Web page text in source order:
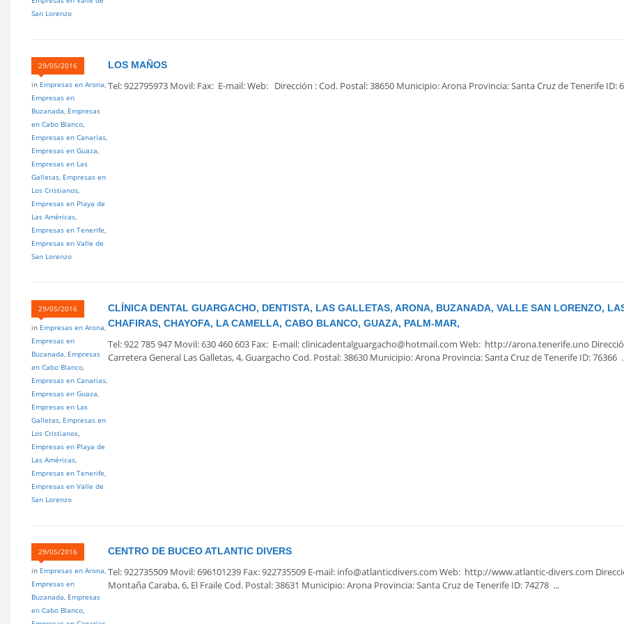
San Lorenzo
29/05/2016
in Empresas en Arona,
Empresas en
Buzanada, Empresas
en Cabo Blanco,
Empresas en Canarias,
Empresas en Guaza,
Empresas en Las
Galletas, Empresas en
Los Cristianos,
Empresas en Playa de
Las Américas,
Empresas en Tenerife,
Empresas en Valle de
San Lorenzo
LOS MAÑOS
Tel: 922795973 Movil: Fax: E-mail: Web: Dirección : Cod. Postal: 38650 Municipio: Arona Provincia: Santa Cruz de Tenerife ID:
29/05/2016
in Empresas en Arona,
Empresas en
Buzanada, Empresas
en Cabo Blanco,
Empresas en Canarias,
Empresas en Guaza,
Empresas en Las
Galletas, Empresas en
Los Cristianos,
Empresas en Playa de
Las Américas,
Empresas en Tenerife,
Empresas en Valle de
San Lorenzo
CLÍNICA DENTAL GUARGACHO, DENTISTA, LAS GALLETAS, ARONA, BUZANADA, VALLE SAN LORENZO,
CHAFIRAS, CHAYOFA, LA CAMELLA, CABO BLANCO, GUAZA, PALM-MAR,
Tel: 922 785 947 Movil: 630 460 603 Fax: E-mail: clinicadentalguargacho@hotmail.com Web: http://arona.tenerife.uno
Carretera General Las Galletas, 4, Guargacho Cod. Postal: 38630 Municipio: Arona Provincia: Santa Cruz de Tenerife ID: 76366
29/05/2016
in Empresas en Arona,
Empresas en
Buzanada, Empresas
en Cabo Blanco,
CENTRO DE BUCEO ATLANTIC DIVERS
Tel: 922735509 Movil: 696101239 Fax: 922735509 E-mail: info@atlanticdivers.com Web: http://www.atlantic-divers.com
Montaña Caraba, 6, El Fraile Cod. Postal: 38631 Municipio: Arona Provincia: Santa Cruz de Tenerife ID: 74278 ...